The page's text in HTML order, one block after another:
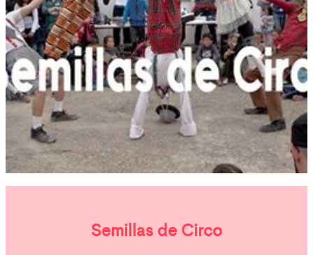
Semillas de Circo